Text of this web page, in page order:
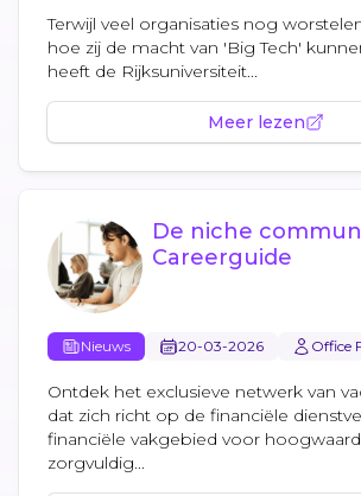
Terwijl veel organisaties nog
hoe zij de macht van 'Big Tech'
heeft de Rijksuniversiteit...
Meer lezen
De niche
Careerguide
Nieuws 20-03-2026 Office
Ontdek het exclusieve netwerk van
dat zich richt op de financiële
financiële vakgebied voor
zorgvuldig...